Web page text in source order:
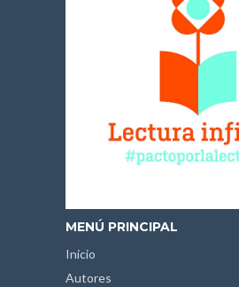
MENÚ PRINCIPAL
Inicio
Autores